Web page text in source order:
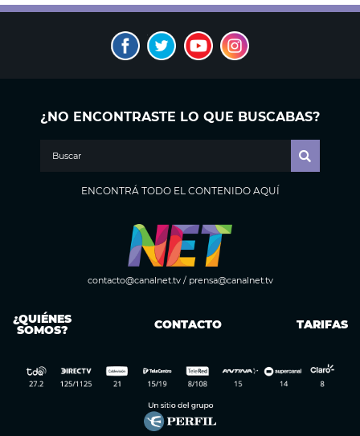
¿NO ENCONTRASTE LO QUE BUSCABAS?
ENCONTRÁ TODO EL CONTENIDO AQUÍ
contacto@canalnet.tv/ prensa@canalnet.tv
¿QUIÉNES
SOMOS? CONTACTO TARIFAS